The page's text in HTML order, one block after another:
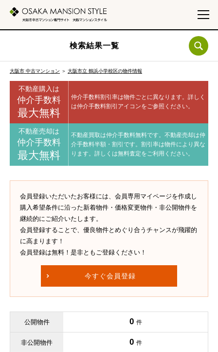
検索結果一覧
大阪市 中古マンション ＞ 大阪市立 鶴浜小学校区の物件情報
不動産購入は
仲介手数料
最大無料
仲介手数料割引率は物件ごとに異なります。 詳しく
は仲介手数料割引アイコンをご参照ください。
不動産売却は
仲介手数料
最大無料
不動産買取は仲介手数料無料です。 不動産売却は仲
介手数料半額・割引です。 割引率は物件により異な
ります。 詳しくは無料査定をご利用ください。
会員登録いただいたお客様には、会員専用マイページを作成し
購入希望条件に沿った新着物件・価格変更物件・非公開物件を
継続的にご紹介いたします。
会員登録することで、優良物件とめぐり合うチャンスが飛躍的
に高まります！
会員登録は無料！是非ともご登録ください！
今すぐ会員登録
公開物件 0 件
非公開物件 0 件